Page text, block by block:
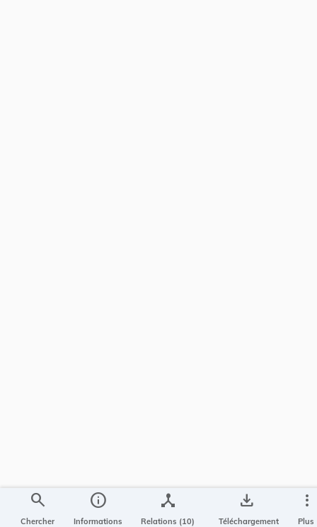
search
Chercher
info
Informations
device_hub
Relations (10)
save_alt
Téléchargement
more_vert
Plus